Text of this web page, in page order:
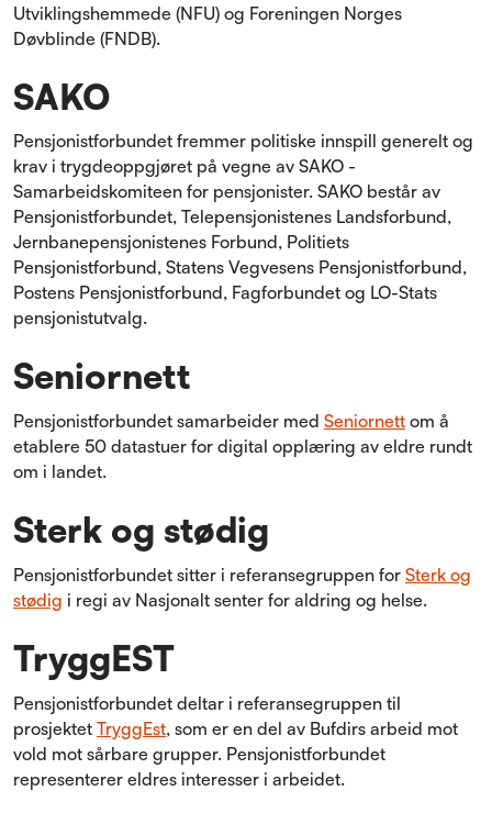
Utviklingshemmede (NFU) og Foreningen Norges
Døvblinde (FNDB).
SAKO
Pensjonistforbundet fremmer politiske innspill generelt og
krav i trygdeoppgjøret på vegne av SAKO -
Samarbeidskomiteen for pensjonister. SAKO består av
Pensjonistforbundet, Telepensjonistenes Landsforbund,
Jernbanepensjonistenes Forbund, Politiets
Pensjonistforbund, Statens Vegvesens Pensjonistforbund,
Postens Pensjonistforbund, Fagforbundet og LO-Stats
pensjonistutvalg.
Seniornett
Pensjonistforbundet samarbeider med Seniornett om å
etablere 50 datastuer for digital opplæring av eldre rundt
om i landet.
Sterk og stødig
Pensjonistforbundet sitter i referansegruppen for Sterk og
stødig i regi av Nasjonalt senter for aldring og helse.
TryggEST
Pensjonistforbundet deltar i referansegruppen til
prosjektet TryggEst, som er en del av Bufdirs arbeid mot
vold mot sårbare grupper. Pensjonistforbundet
representerer eldres interesser i arbeidet.